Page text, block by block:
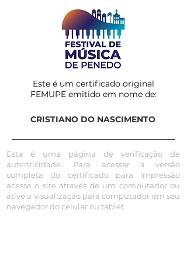
Este é um certificado original
FEMUPE emitido em nome de:
CRISTIANO DO NASCIMENTO
Esta é uma página de verificação de
autenticidade. Para acessar a versão
completa do certificado para impressão
acesse o site através de um computador ou
ative a visualização para computador em seu
navegador do celular ou tablet.